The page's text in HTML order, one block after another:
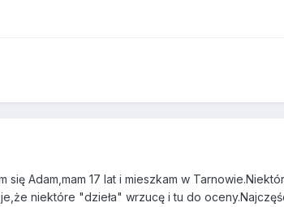
Adam,mam 17 lat i mieszkam w
niektóre "dzieła" wrzucę i tu do